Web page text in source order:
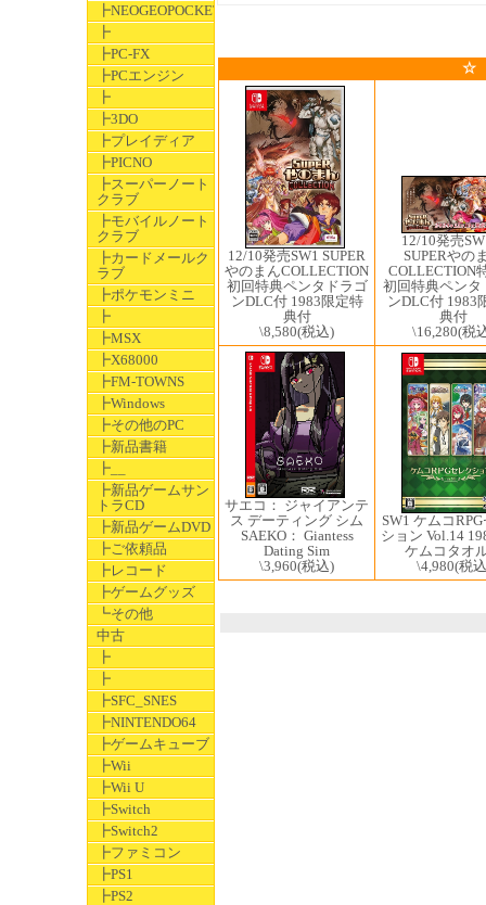
┣NEOGEOPOCKET
┣
┣PC-FX
┣PCエンジン
┣
┣3DO
┣プレイディア
┣PICNO
┣スーパーノート
クラブ
┣モバイルノート
クラブ
┣カードメールク
ラブ
┣ポケモンミニ
┣
┣MSX
┣X68000
┣FM-TOWNS
┣Windows
┣その他のPC
┣新品書籍
┣__
┣新品ゲームサン
トラCD
┣新品ゲームDVD
┣ご依頼品
┣レコード
┣ゲームグッズ
┗その他
中古
┣
┣
┣SFC_SNES
┣NINTENDO64
┣ゲームキューブ
┣Wii
┣Wii U
┣Switch
┣Switch2
┣ファミコン
┣PS1
┣PS2
☆
12/10発売SW1 ​SUPER
やのまんCOLLECTION
初回特典ペンタドラゴ
ンDLC付 1983限定特
典付
\8,580(税込)
12/10発売
SUPERやの
COLLECTION
初回特典ペンタ
ンDLC付 1983
典付
\16,280(税
サエコ： ジャイアンテ
ス デーティング シム
SAEKO： Giantess
Dating Sim
\3,960(税込)
SW1 ケムコ
ション Vol.14
ケムコタオ
\4,980(税